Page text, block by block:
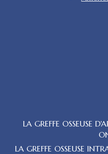
LA GREFFE OSSEUSE
LA GREFFE OSSEUSE